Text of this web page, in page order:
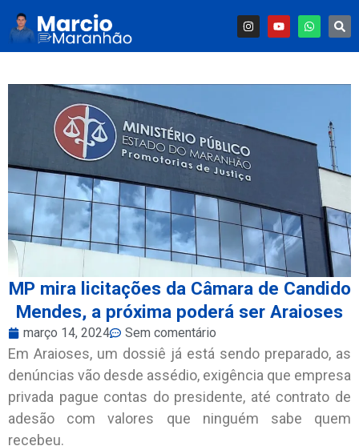
MP mira licitações da Câmara de Candido
Mendes, a próxima poderá ser Araioses
março 14, 2024 Sem comentário
Em Araioses, um dossiê já está sendo preparado, as
denúncias vão desde assédio, exigência que empresa
privada pague contas do presidente, até contrato de
adesão com valores que ninguém sabe quem
recebeu.